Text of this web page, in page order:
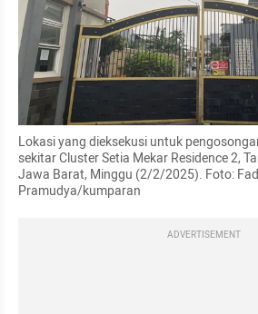
Lokasi yang dieksekusi untuk
sekitar Cluster Setia Mekar Residence 2,
Jawa Barat, Minggu (2/2/2025). Foto:
Pramudya/kumparan
ADVERTISEMENT